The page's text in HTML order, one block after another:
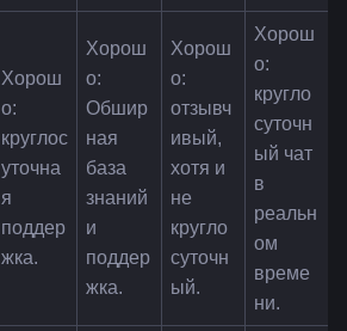
Хорош
о:
круглос
уточна
я
поддер
жка.
Хорош
о:
Обшир
ная
база
знаний
и
поддер
жка.
Хорош
о:
отзывч
ивый,
хотя и
не
кругло
суточн
ый.
Хорош
о:
кругло
суточн
ый чат
в
реальн
ом
време
ни.